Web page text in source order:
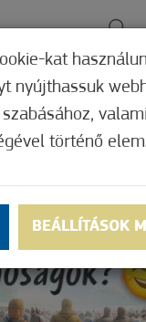
GYÓGYHELY
kat
nyújthassuk
történő
BEÁLLÍTÁSOK